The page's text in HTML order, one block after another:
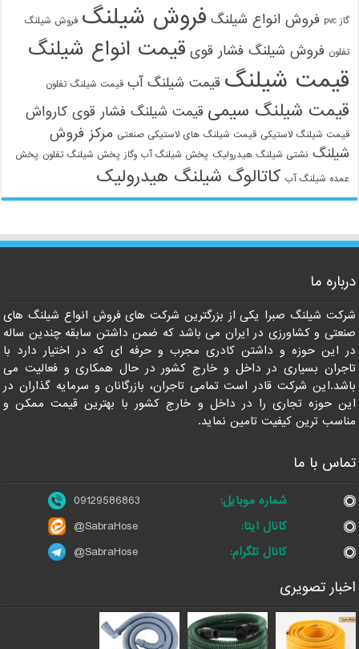
گاز pvc فروش انواع شیلنگ فروش شیلنگ فروش شیلنگ
تفلون فروش شیلنگ فشار قوی قیمت انواع شیلنگ
قیمت شیلنگ قیمت شیلنگ آب قیمت شیلنگ تفلون
قیمت شیلنگ سیمی قیمت شیلنگ فشار قوی کارواش
قیمت شیلنگ لاستیکی قیمت شیلنگ های لاستیکی صنعتی مرکز فروش
شیلنگ نشتی شیلنگ هیدرولیک پخش شیلنگ آب وگاز پخش شیلنگ تفلون پخش
عمده شیلنگ آب کاتالوگ شیلنگ هیدرولیک
درباره ما
شرکت شیلنگ صبرا یکی از بزرگترین شرکت های فروش انواع شیلنگ های
صنعتی و کشاورزی در ایران می باشد که ضمن داشتن سابقه چندین ساله
در این حوزه و داشتن کادری مجرب و حرفه ای که در اختیار دارد با
تاجران بسیاری در داخل و خارج کشور در حال همکاری و فعالیت می
باشد.این شرکت قادر است تمامی تاجران، بازرگانان و سرمایه گذاران در
این حوزه تجاری را در داخل و خارج کشور با بهترین قیمت ممکن و
مناسب ترین کیفیت تامین نماید.
تماس با ما
شماره موبایل:
09129586863
کانال ایتا:
@SabraHose
کانال تلگرام:
@SabraHose
اخبار تصویری
09129586863